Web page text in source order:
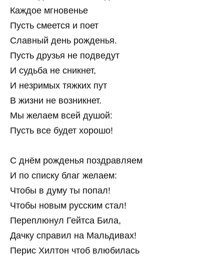
Каждое мгновенье
Пусть смеется и поет
Славный день рожденья.
Пусть друзья не подведут
И судьба не сникнет,
И незримых тяжких пут
В жизни не возникнет.
Мы желаем всей душой:
Пусть все будет хорошо!
С днём рожденья поздравляем
И по списку благ желаем:
Чтобы в думу ты попал!
Чтобы новым русским стал!
Переплюнул Гейтса Била,
Дачку справил на Мальдивах!
Перис Хилтон чтоб влюбилась